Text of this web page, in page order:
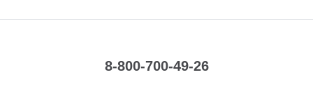
8-800-700-49-26